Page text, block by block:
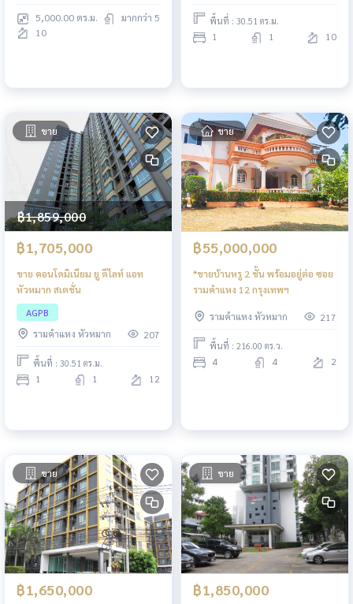
5,000.00 ตร.ม.
มากกว่า 5
10
พื้นที่ : 30.51 ตร.ม.
1 1 10
ขาย
฿1,859,000
฿1,705,000
ขาย คอนโดมิเนียม ยู ดีไลท์ แอท
หัวหมาก สเตชั่น
AGPB
รามคำแหง หัวหมาก
207
พื้นที่ : 30.51 ตร.ม.
1 1 12
ขาย
฿55,000,000
*ขายบ้านหรู 2 ชั้น พร้อมอยู่ต่อ ซอย
รามคำแหง 12 กรุงเทพฯ
รามคำแหง หัวหมาก 217
พื้นที่ : 216.00 ตร.ว.
4 4 2
ขาย
฿1,650,000
ขาย
฿1,850,000